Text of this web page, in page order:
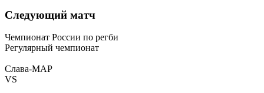
Следующий матч
Чемпионат России по регби
Регулярный чемпионат
Слава-МАР
VS